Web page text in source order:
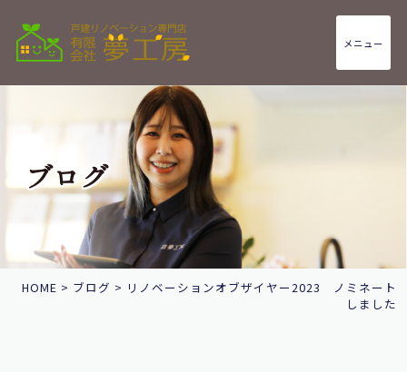
メニュー
ブログ
HOME > ブログ > リノベーションオブザイヤー2023 ノミネート
しました